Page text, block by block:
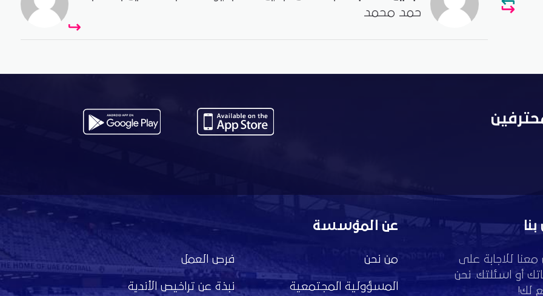
حمد محمد
للاجابة على
أو اسئلتك. نحن
لك!
عن المؤسسة
من نحن فرص العمل
المسؤولية المجتمعية نبذة عن تراخيص الأندية